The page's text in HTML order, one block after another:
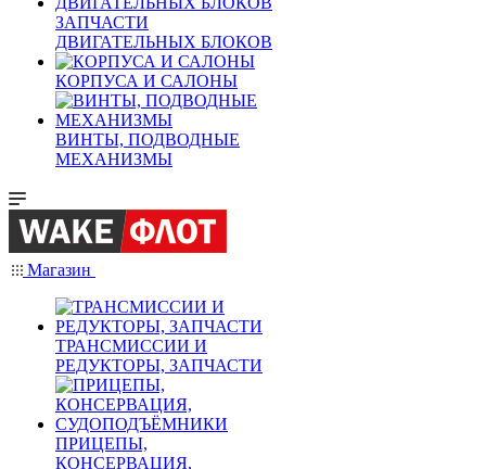
ЗАПЧАСТИ
ДВИГАТЕЛЬНЫХ БЛОКОВ
КОРПУСА И САЛОНЫ
ВИНТЫ, ПОДВОДНЫЕ
МЕХАНИЗМЫ
Магазин
ТРАНСМИССИИ И
РЕДУКТОРЫ, ЗАПЧАСТИ
ПРИЦЕПЫ,
КОНСЕРВАЦИЯ,